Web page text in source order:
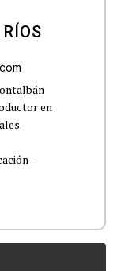
en
–